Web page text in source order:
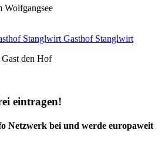
Wolfgangsee
Gasthof Stanglwirt
den Hof
eintragen!
Netzwerk bei und werde europaweit